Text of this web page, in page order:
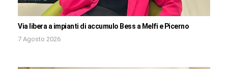
Via libera a impianti di accumulo Bess a Melfi e Picerno
7 Agosto 2026